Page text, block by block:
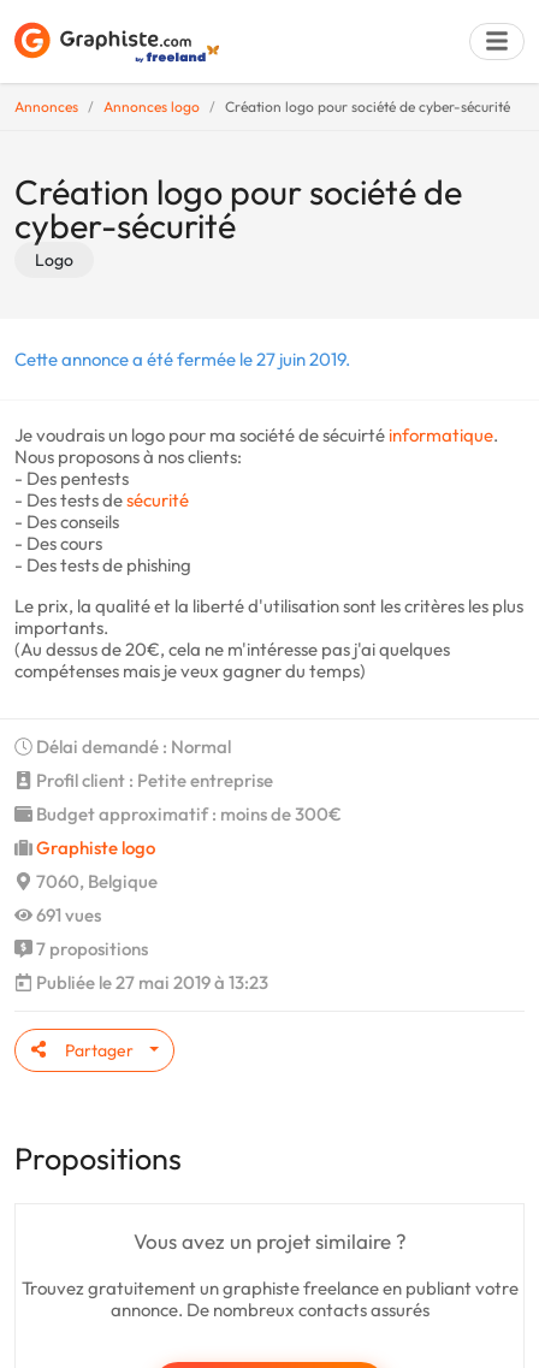
Annonces Annonces logo Création logo pour société de cyber-sécurité
Création logo pour société de
cyber-sécurité
Logo
Cette annonce a été fermée le 27 juin 2019.
Je voudrais un logo pour ma société de sécuirté informatique.
Nous proposons à nos clients:
- Des pentests
- Des tests desécurité
- Des conseils
- Des cours
- Des tests de phishing
Le prix, la qualité et la liberté d'utilisation sont les critères les plus
importants.
(Au dessus de 20€, cela ne m'intéresse pas j'ai quelques
compétenses mais je veux gagner du temps)
Délai demandé : Normal
Profil client : Petite entreprise
Budget approximatif : moins de 300€
Graphiste logo
7060, Belgique
691 vues
7 propositions
Publiée le 27 mai 2019 à 13:23
Partager
Propositions
Vous avez un projet similaire ?
Trouvez gratuitement un graphiste freelance en publiant votre
annonce. De nombreux contacts assurés